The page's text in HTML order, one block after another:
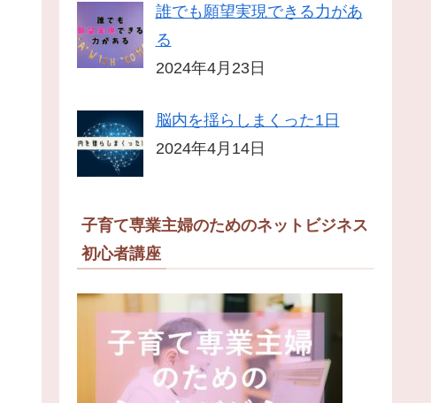
誰でも願望実現できる力があ
る
2024年4月23日
脳内を揺らしまくった1日
2024年4月14日
子育て専業主婦のためのネットビジネス
初心者講座